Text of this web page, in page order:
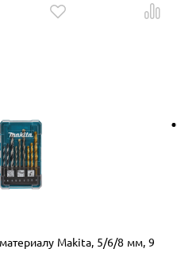
Makita, 5/6/8 мм, 9